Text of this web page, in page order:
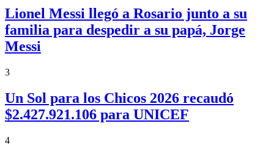
Lionel Messi llegó a Rosario junto a su
familia para despedir a su papá, Jorge
Messi
3
Un Sol para los Chicos 2026 recaudó
$2.427.921.106 para UNICEF
4